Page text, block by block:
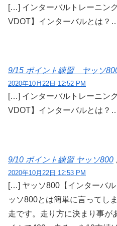
[…] インターバルトレーニン
VDOT】インターバルとは
9/15 ポイント練習 ヤッソ
2020年10月22日 12:52 PM
[…] インターバルトレーニン
VDOT】インターバルとは
9/10 ポイント練習 ヤッソ800
2020年10月22日 12:53 PM
[…] ヤッソ800【インターバ
ッソ800とは簡単に言ってし
走です。走り方に決まり事